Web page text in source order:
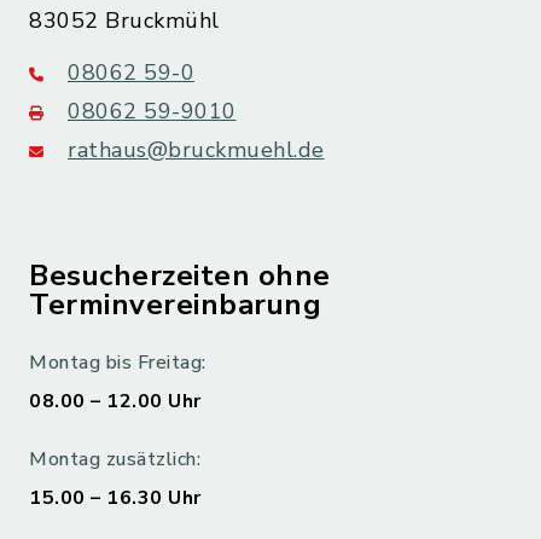
83052 Bruckmühl
08062 59-0
08062 59-9010
rathaus@bruckmuehl.de
Besucherzeiten ohne
Terminvereinbarung
Montag bis Freitag:
08.00 – 12.00 Uhr
Montag zusätzlich:
15.00 – 16.30 Uhr